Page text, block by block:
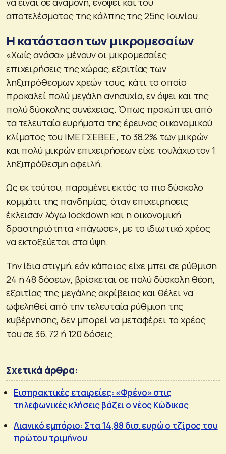
αποτελέσματος της κάλπης της 25ης Ιουνίου.
Η κατάσταση των μικρομεσαίων
«Χωίς ανάσα» μένουν οι μικρομεσαίες
επιχειρήσεις της χώρας, εξαιτίας των
ληξιπρόθεσμων χρεών τους, κάτι το οποίο
προκαλεί πολύ μεγάλη ανησυχία, εν όψει και της
πολύ δύσκολης συνέχειας. Όπως προκύπτει από
τα τελευταία ευρήματα της έρευνας οικονομικού
κλίματος του ΙΜΕ ΓΣΕΒΕΕ , το 38,2% των μικρών
και πολύ μικρών επιχειρήσεων είχε τουλάχιστον 1
ληξιπρόθεσμη οφειλή.
Ως εκ τούτου, παραμένει εκτός το πιο δύσκολο
κομμάτι της πανδημίας, όταν επιχειρήσεις
έκλεισαν λόγω lockdown και η οικονομική
δραστηριότητα «πάγωσε», με το ιδιωτικό χρέος
να εκτοξεύεται στα ύψη.
Την ίδια στιγμή, εάν κάποιος είχε μπει σε ρύθμιση
24 ή 48 δόσεων, βρίσκεται σε πολύ δύσκολη θέση,
εξαιτίας της μεγάλης ακρίβειας και θέλει να
ωφεληθεί από την τελευταία ρύθμιση της
κυβέρνησης, δεν μπορεί να μεταφέρει το χρέος
του σε 36, 72 ή 120 δόσεις.
Σχετικά άρθρα:
Εισπρακτικές εταιρείες: «Φρένο» στις
τηλεφωνικές κλήσεις βάζει ο νέος Κώδικας
Λιανικό εμπόριο: Στα 14,88 δισ. ευρώ ο τζίρος του
πρώτου τριμήνου